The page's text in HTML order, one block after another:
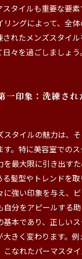
スタイルも重要な要
ングによって、全
れたメンズスタイ
々を過ごしましょう。
一印象：洗練さ
スタイルの魅力は、
。特に美容室でのス
を最大限に引き出す
る髪型やトレンドを
に強い印象を与え、
分をアピールする助
基本であり、正しい
大きく変わります。
こなれたパーマスタ